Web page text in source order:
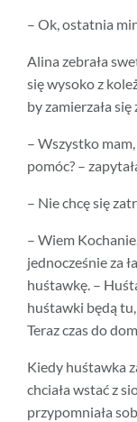
– Ok, ostatnia
Alina zebrała
się wysoko z
by zamierzała
– Wszystko
pomóc? –
– Nie chcę się
– Wiem
jednocześnie za
huśtawkę. –
huśtawki będą
Teraz czas do
Kiedy huśtawka
chciała wstać z
przypomniała